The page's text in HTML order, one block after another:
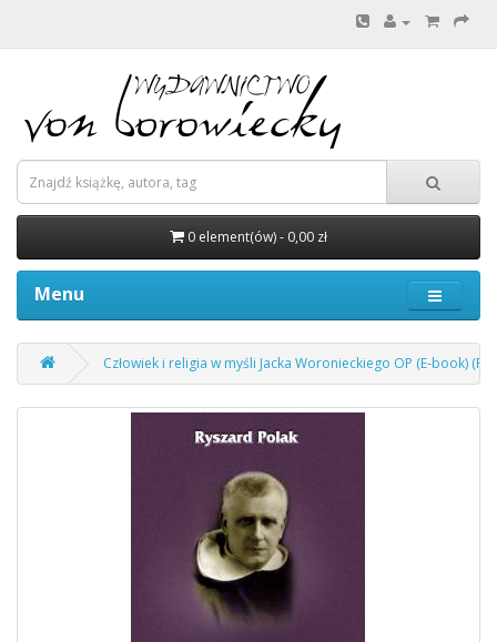
0 element(ów) - 0,00 zł
Menu
Człowiek i religia w myśli Jacka Woronieckiego OP (E-book)